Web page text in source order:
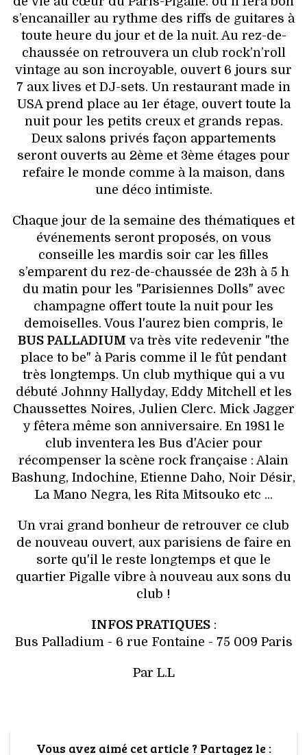
s’encanailler au rythme des riffs de guitares à
toute heure du jour et de la nuit. Au rez-de-
chaussée on retrouvera un club rock’n’roll
vintage au son incroyable, ouvert 6 jours sur
7 aux lives et DJ-sets. Un restaurant made in
USA prend place au 1er étage, ouvert toute la
nuit pour les petits creux et grands repas.
Deux salons privés façon appartements
seront ouverts au 2ème et 3ème étages pour
refaire le monde comme à la maison, dans
une déco intimiste.
Chaque jour de la semaine des thématiques et
événements seront proposés, on vous
conseille les mardis soir car les filles
s’emparent du rez-de-chaussée de 23h à 5 h
du matin pour les "Parisiennes Dolls" avec
champagne offert toute la nuit pour les
demoiselles. Vous l'aurez bien compris, le
BUS PALLADIUM va très vite redevenir "the
place to be" à Paris comme il le fût pendant
très longtemps. Un club mythique qui a vu
débuté Johnny Hallyday, Eddy Mitchell et les
Chaussettes Noires, Julien Clerc. Mick Jagger
y fêtera même son anniversaire. En 1981 le
club inventera les Bus d'Acier pour
récompenser la scène rock française : Alain
Bashung, Indochine, Etienne Daho, Noir Désir,
La Mano Negra, les Rita Mitsouko etc ...
Un vrai grand bonheur de retrouver ce club
de nouveau ouvert, aux parisiens de faire en
sorte qu'il le reste longtemps et que le
quartier Pigalle vibre à nouveau aux sons du
club !
INFOS PRATIQUES:
Bus Palladium - 6 rue Fontaine - 75 009 Paris
Par L.L
Vous avez aimé cet article ? Partagez le :